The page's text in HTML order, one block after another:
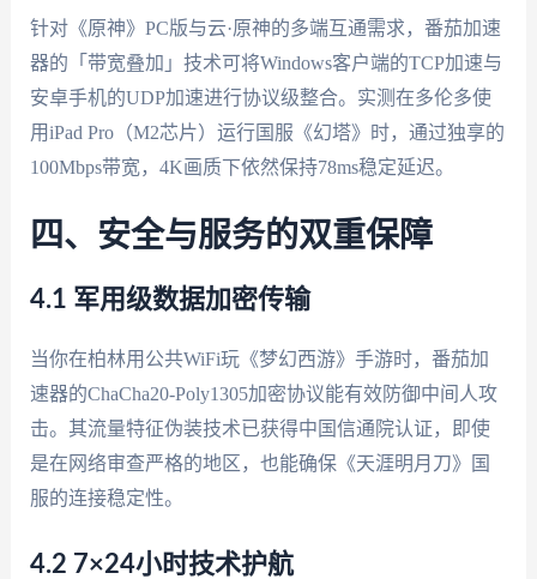
针对《原神》PC版与云·原神的多端互通需求，番茄加速
器的「带宽叠加」技术可将Windows客户端的TCP加速与
安卓手机的UDP加速进行协议级整合。实测在多伦多使
用iPad Pro（M2芯片）运行国服《幻塔》时，通过独享的
100Mbps带宽，4K画质下依然保持78ms稳定延迟。
四、安全与服务的双重保障
4.1 军用级数据加密传输
当你在柏林用公共WiFi玩《梦幻西游》手游时，番茄加
速器的ChaCha20-Poly1305加密协议能有效防御中间人攻
击。其流量特征伪装技术已获得中国信通院认证，即使
是在网络审查严格的地区，也能确保《天涯明月刀》国
服的连接稳定性。
4.2 7×24小时技术护航